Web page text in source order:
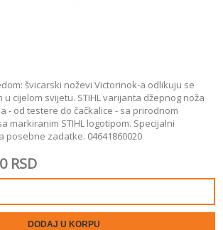
švicarski noževi Victorinok-a odlikuju se
cijelom svijetu. STIHL varijanta džepnog noža
- od testere do čačkalice - sa prirodnom
markiranim STIHL logotipom. Specijalni
posebne zadatke. 04641860020
RSD
DODAJ U KORPU